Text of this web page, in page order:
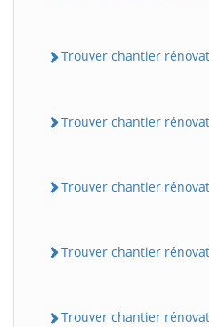
Trouver chantier
Trouver chantier
Trouver chantier
Trouver chantier
Trouver chantier